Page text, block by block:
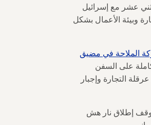
عشر مع إسرائيل
وبيئة الأعمال بشكل
الملاحة في مضيق
على السفن
إلى عرقلة التجارة وإجبار
إطلاق نار هش